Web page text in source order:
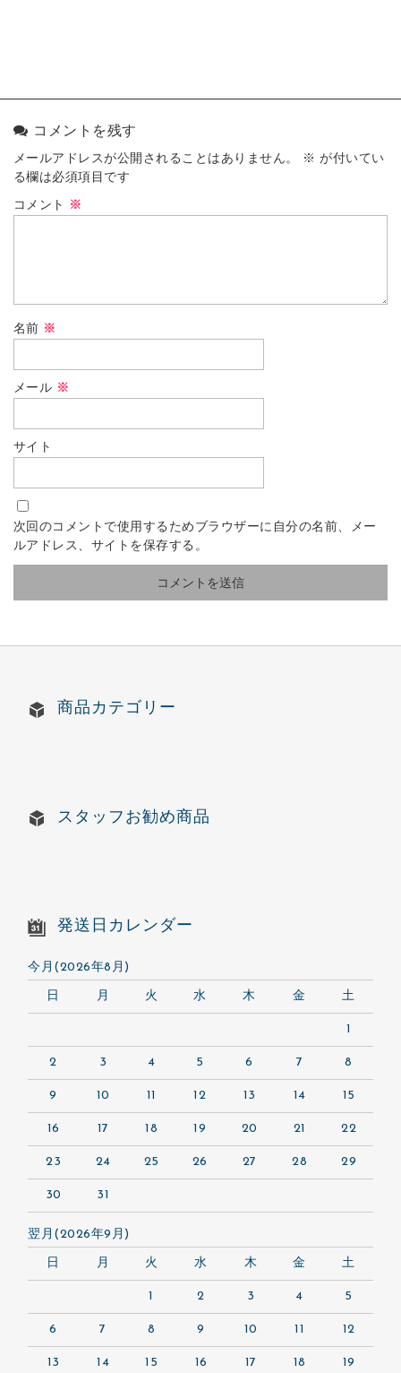
コメントを残す
メールアドレスが公開されることはありません。 ※ が付いてい
る欄は必須項目です
コメント ※
名前 ※
メール ※
サイト
次回のコメントで使用するためブラウザーに自分の名前、メー
ルアドレス、サイトを保存する。
商品カテゴリー
スタッフお勧め商品
発送日カレンダー
今月(2026年8月)
日 月 火 水 木 金 土
1
2 3 4 5 6 7 8
9 10 11 12 13 14 15
16 17 18 19 20 21 22
23 24 25 26 27 28 29
30 31
翌月(2026年9月)
日 月 火 水 木 金 土
1 2 3 4 5
6 7 8 9 10 11 12
13 14 15 16 17 18 19